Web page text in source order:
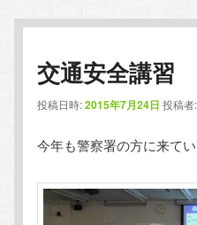
コ
ン
テ
ン
ツ
ン
テ
ン
ツ
へ
交通安全講習
投稿日時:2015年7月24日 投稿者:
今年も警察署の方に来て